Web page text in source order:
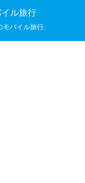
ル旅行
バイル旅行.